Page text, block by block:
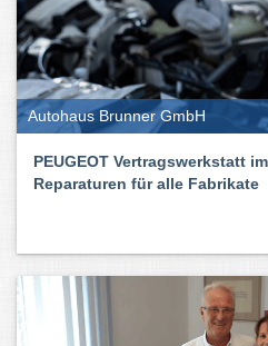
Autohaus Brunner GmbH
PEUGEOT Vertragswerkstatt
Reparaturen für alle Fabrikate